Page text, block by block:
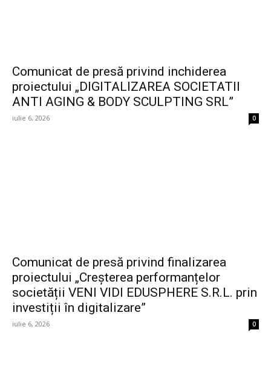
Comunicat de presă privind inchiderea
proiectului „DIGITALIZAREA SOCIETATII
ANTI AGING & BODY SCULPTING SRL”
iulie 6, 2026 0
Comunicat de presă privind finalizarea
proiectului „Creșterea performanțelor
societății VENI VIDI EDUSPHERE S.R.L. prin
investiții în digitalizare”
iulie 6, 2026 0